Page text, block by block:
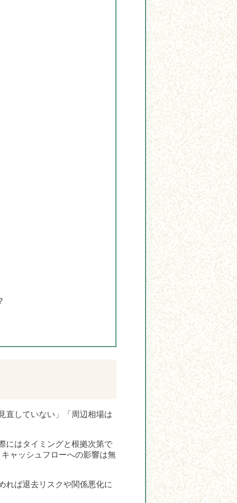
直していない」「周辺相場は
にはタイミングと根拠次第で
ャッシュフローへの影響は無
れば退去リスクや関係悪化に